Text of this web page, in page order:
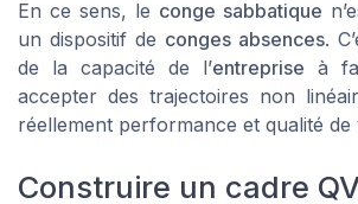
En ce sens, le conge sabbatique
un dispositif de conges absences.
de la capacité de l’entreprise à
accepter des trajectoires non
réellement performance et qualité de
Construire un cadre